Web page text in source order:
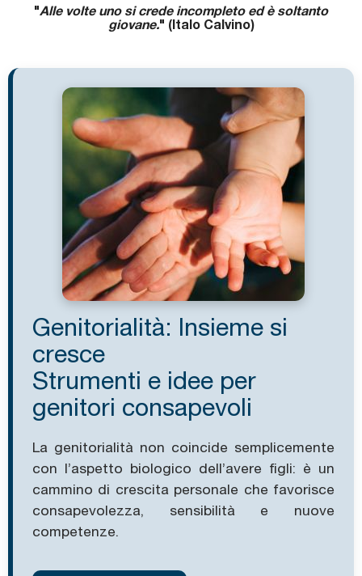
"Alle volte uno si crede incompleto ed è soltanto
giovane." (Italo Calvino)
Genitorialità: Insieme si
cresce
Strumenti e idee per
genitori consapevoli
La genitorialità non coincide semplicemente
con l’aspetto biologico dell’avere figli: è un
cammino di crescita personale che favorisce
consapevolezza, sensibilità e nuove
competenze.